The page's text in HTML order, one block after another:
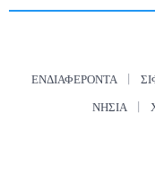
ΕΝΔΙΑΦΈΡΟΝΤΑ
ΝΗΣΙΆ